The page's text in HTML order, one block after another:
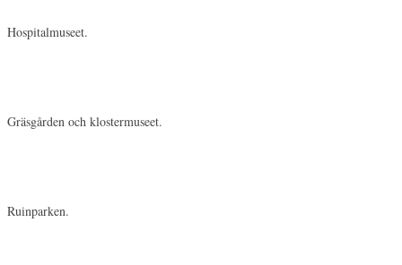
Hospitalmuseet.
Gräsgården och klostermuseet.
Ruinparken.